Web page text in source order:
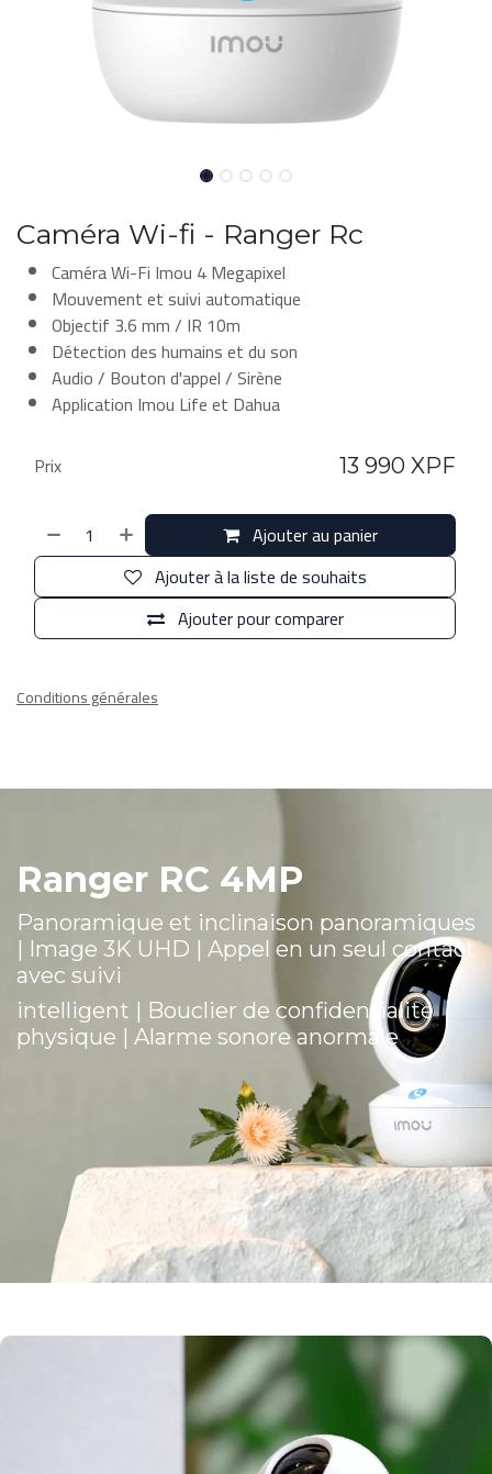
Caméra Wi-fi - Ranger Rc
Caméra Wi-Fi Imou 4 Megapixel
Mouvement et suivi automatique
Objectif 3.6 mm / IR 10m
Détection des humains et du son
Audio / Bouton d'appel / Sirène
Application Imou Life et Dahua
Ajouter au panier
Ajouter pour comparer
Ajouter à la liste de souhaits
Prix 13 990 XPF
Conditions générales
Ranger RC 4MP
Panoramique et inclinaison panoramiques
| Image 3K UHD | Appel en un seul contact
avec suivi
intelligent | Bouclier de confidentialité
physique | Alarme sonore anormale